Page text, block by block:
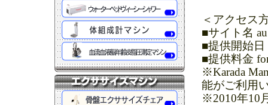
＜アクセス
■サイト名 au
■提供開始日
■提供料金
※Karada
能がご利用
※2010年10